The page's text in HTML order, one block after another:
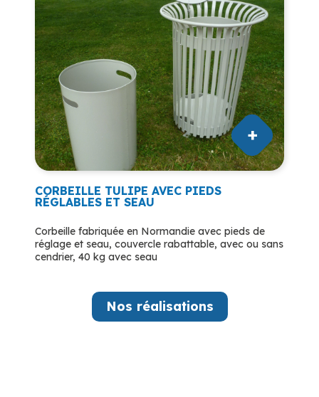
CORBEILLE TULIPE AVEC PIEDS
RÉGLABLES ET SEAU
Corbeille fabriquée en Normandie avec pieds de
réglage et seau, couvercle rabattable, avec ou sans
cendrier, 40 kg avec seau
Nos réalisations